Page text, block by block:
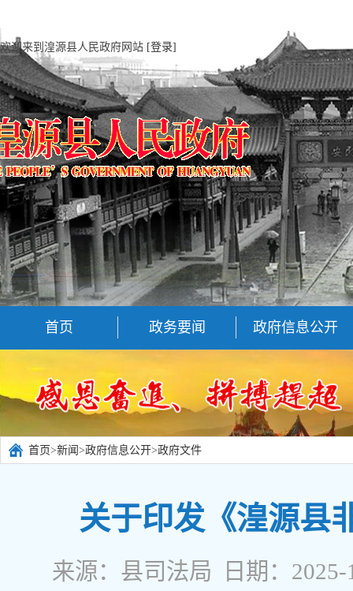
欢迎来到湟源县人民政府网站 [登录]
首页 政务要闻 政府信息公开
首页>新闻 >政府信息公开>政府文件
关于印发《湟源县
来源：县司法局 日期：